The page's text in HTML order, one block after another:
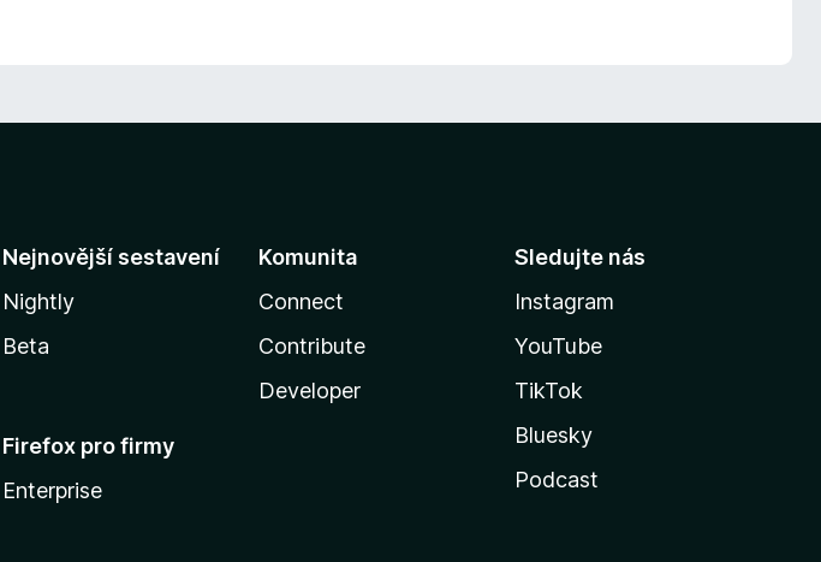
Nejnovější sestavení
Nightly
Beta
Firefox pro firmy
Enterprise
Komunita
Connect
Contribute
Developer
Sledujte nás
Instagram
YouTube
TikTok
Bluesky
Podcast